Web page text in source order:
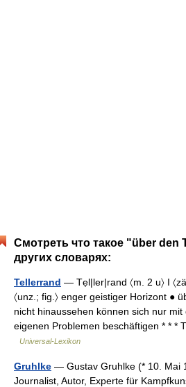
Смотреть что такое "über den
других словарях:
Tellerrand — Tẹl|ler|rand 〈m. 2 u〉 I
〈unz.; fig.〉 enger geistiger Horizont ●
nicht hinaussehen können sich nur
eigenen Problemen beschäftigen * * *
Universal-Lexikon
Gruhlke — Gustav Gruhlke (* 10. Mai
Journalist, Autor, Experte für